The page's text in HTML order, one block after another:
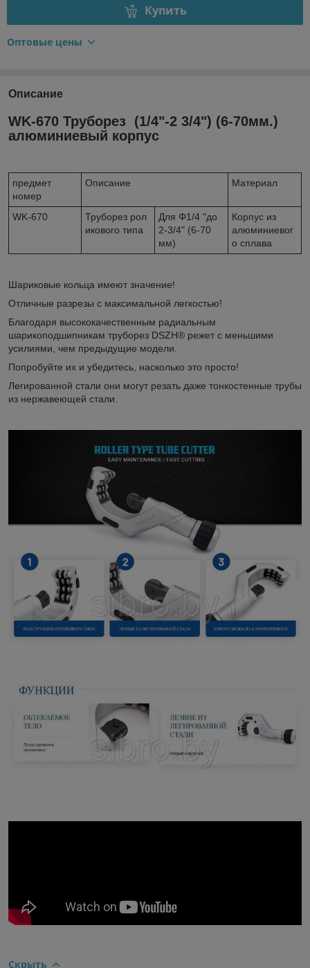
Купить
Оптовые цены
Описание
WK-670 Труборез (1/4"-2 3/4") (6-70мм.)
алюминиевый корпус
предмет
номер
Описание Материал
WK-670
Труборез рол
икового типа
Для Φ1/4 "до
2-3/4" (6-70
мм)
Корпус из
алюминиевог
о сплава
Шариковые кольца имеют значение!
Отличные разрезы с максимальной легкостью!
Благодаря высококачественным радиальным
шарикоподшипникам труборез DSZH® режет с меньшими
усилиями, чем предыдущие модели.
Попробуйте их и убедитесь, насколько это просто!
Легированной стали они могут резать даже тонкостенные трубы
из нержавеющей стали.
Скрыть